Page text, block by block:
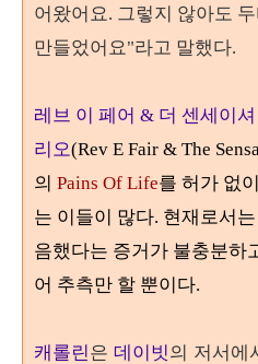
어왔어요. 그렇지 않아도
만들었어요"라고 말했다.
레브 이 페어 & 더 센세이
리오(Rev E Fair & The
의 Pains Of Life를 허가 없
는 이들이 많다. 현재로서는
음했다는 증거가 불충분하
어 추측만 할 뿐이다.
캐롤린은 데이빗의 저서에